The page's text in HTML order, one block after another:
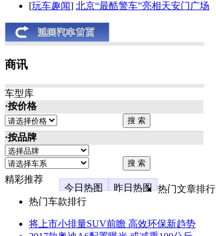
[玩车趣闻] 北京“最酷警车”亮相天安门广场
商讯
车型库
·按价格
·按品牌
精彩推荐
今日热图
昨日热图
热门文章排行
热门车款排行
将上市小排量SUV前瞻 高效环保新趋势